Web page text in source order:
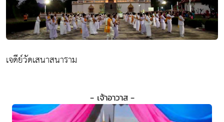
เจดีย์วัดเสนาสนาราม
- เจ้าอาวาส -